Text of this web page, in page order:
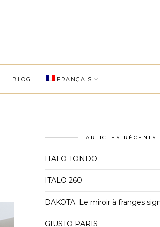
BLOG FRANÇAIS
ARTICLES RÉCENTS
ITALO TONDO
ITALO 260
DAKOTA. Le miroir à franges
GIUSTO PARIS